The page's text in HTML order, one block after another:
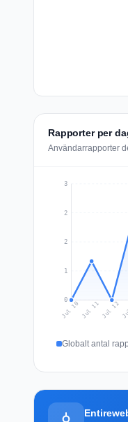
Rapporter per
Användarrapporter
0
1
2
2
3
Jul 10 Jul 11Jul 12
Globalt antal